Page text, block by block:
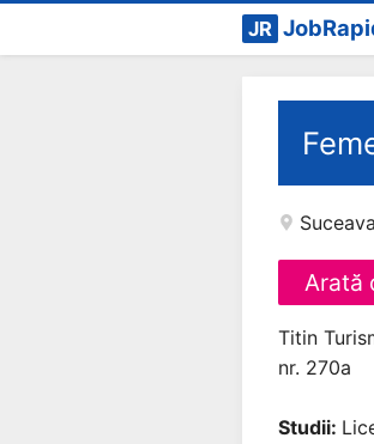
JR
Suceava
Arată
Titin
nr. 270a
Studii: